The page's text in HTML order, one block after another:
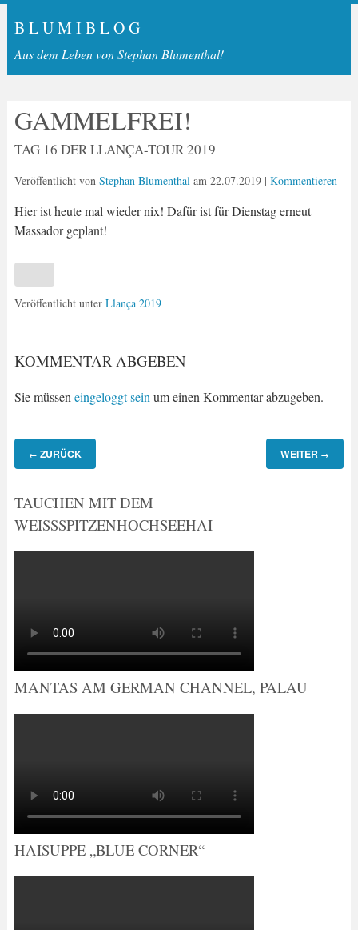
B L U M I B L O G
Aus dem Leben von Stephan Blumenthal!
GAMMELFREI!
TAG 16 DER LLANÇA-TOUR 2019
Veröffentlicht von Stephan Blumenthalam 22.07.2019| Kommentieren
Hier ist heute mal wieder nix! Dafür ist für Dienstag erneut
Massador geplant!
Veröffentlicht unter Llança 2019
KOMMENTAR ABGEBEN
Sie müssen eingeloggt sein um einen Kommentar abzugeben.
← ZURÜCK WEITER →
TAUCHEN MIT DEM
WEISSSPITZENHOCHSEEHAI
MANTAS AM GERMAN CHANNEL, PALAU
HAISUPPE „BLUE CORNER“